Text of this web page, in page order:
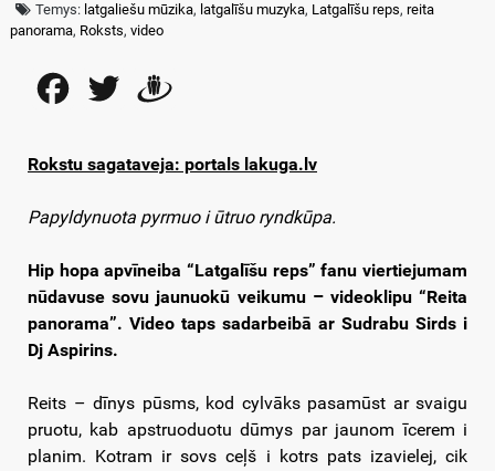
Temys: latgaliešu mūzika, latgalīšu muzyka, Latgalīšu reps,reita
panorama, Roksts, video
FacebookTwitter
Rokstu sagataveja: portals lakuga.lv
Papyldynuota pyrmuo i ūtruo ryndkūpa.
Hip hopa apvīneiba “Latgalīšu reps” fanu viertiejumam
nūdavuse sovu jaunuokū veikumu – videoklipu “Reita
panorama”. Video taps sadarbeibā ar Sudrabu Sirds i
Dj Aspirins.
Reits – dīnys pūsms, kod cylvāks pasamūst ar svaigu
pruotu, kab apstruoduotu dūmys par jaunom īcerem i
planim. Kotram ir sovs ceļš i kotrs pats izavielej, cik